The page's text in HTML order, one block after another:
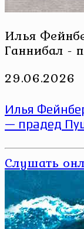
Илья
Ганнибал -
29.06.2026
Илья
— прадед
Слушать